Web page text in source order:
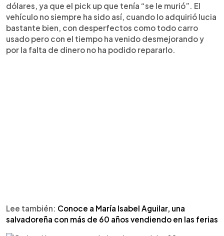
dólares, ya que el pick up que tenía “se le murió”. El
vehículo no siempre ha sido así, cuando lo adquirió lucia
bastante bien, con desperfectos como todo carro
usado pero con el tiempo ha venido desmejorando y
por la falta de dinero no ha podido repararlo.
Lee también: Conoce a María Isabel Aguilar, una
salvadoreña con más de 60 años vendiendo en las ferias